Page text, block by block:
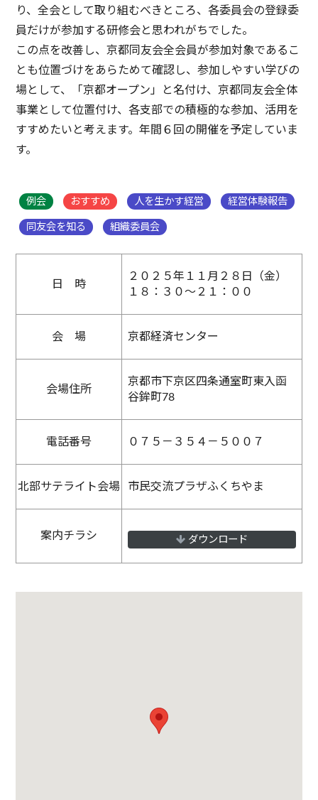
り、全会として取り組むべきところ、各委員会の登録委
員だけが参加する研修会と思われがちでした。
この点を改善し、京都同友会全会員が参加対象であるこ
とも位置づけをあらためて確認し、参加しやすい学びの
場として、「京都オープン」と名付け、京都同友会全体
事業として位置付け、各支部での積極的な参加、活用を
すすめたいと考えます。年間６回の開催を予定していま
す。
例会 おすすめ 人を生かす経営 経営体験報告
同友会を知る 組織委員会
日 時
２０２５年１１月２８日（金）
１８：３０～２１：００
会 場 京都経済センター
会場住所
京都市下京区四条通室町東入函
谷鉾町78
電話番号 ０７５－３５４－５００７
北部サテライト会場 市民交流プラザふくちやま
案内チラシ ダウンロード